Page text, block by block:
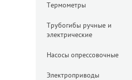
Термометры
Трубогибы ручные и
электрические
Насосы опрессовочные
Электроприводы